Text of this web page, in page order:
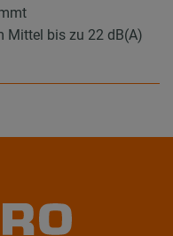
Mittel bis zu 22 dB(A)